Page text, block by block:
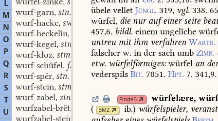
L
M
N
O
P
Q
R
S
T
U
,
wurf-garn, stn.
wurf-hacke, swf.
wurf-heckelîn,
wurf-kegel, stm.
wurf-kloz, stm.
wurf-schûfel, f.
wurf-spër, stn.
wurf-stein, stm.
wurf-zabel, stn.
wurfzabel-brët,
wurfzabel-stein
stm.
übele vellet Jüngl. 319, vgl. 338.
würfel, die nuraufeinerseite
457,6. bildl. einem ungelîche
untreu mitihm verfahren Wartb.
falscher w. in der sach umb Zimr.
etw. würfelförmiges: würfel an
vederspils Bit. 7051. Hpt. 7. 341,9.
FindeB würfelære,
(
BMZ ib.) würfelspieler,